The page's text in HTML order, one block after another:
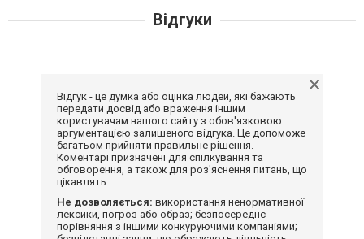
Відгуки
Відгук - це думка або оцінка людей, які бажають
передати досвід або враження іншим
користувачам нашого сайту з обов'язковою
аргументацією залишеного відгука. Це допоможе
багатьом прийняти правильне рішення.
Коментарі призначені для спілкування та
обговорення, а також для роз'яснення питань, що
цікавлять.
Не дозволяється: використання ненормативної
лексики, погроз або образ; безпосереднє
порівняння з іншими конкуруючими компаніями;